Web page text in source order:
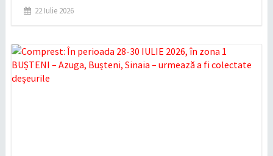
22 Iulie 2026